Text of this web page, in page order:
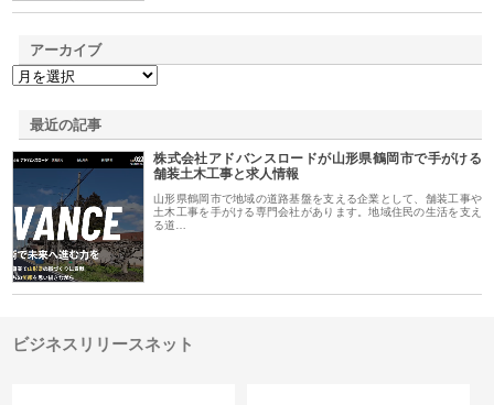
アーカイブ
最近の記事
株式会社アドバンスロードが山形県鶴岡市で手がける
舗装土木工事と求人情報
山形県鶴岡市で地域の道路基盤を支える企業として、舗装工事や
土木工事を手がける専門会社があります。地域住民の生活を支え
る道…
ビジネスリリースネット